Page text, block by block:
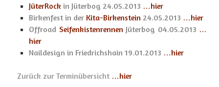
JüterRock in Jüterbog 24.05.2013 …hier
Birkenfest in der Kita-Birkenstein 24.05.2013 …hier
Offroad Seifenkistenrennen Jüterbog 04.05.2013 …
hier
Naildesign in Friedrichshain 19.01.2013 …hier
Zurück zur Terminübersicht …hier